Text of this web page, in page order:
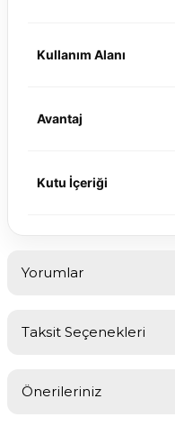
Kullanım Alanı
Avantaj
Kutu İçeriği
Yorumlar
Taksit Seçenekleri
Önerileriniz